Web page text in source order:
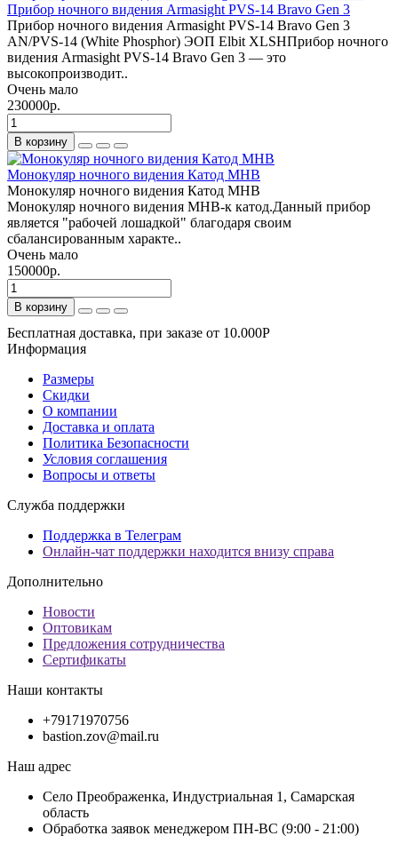
Прибор ночного видения Armasight PVS-14 Bravo Gen 3
Прибор ночного видения Armasight PVS-14 Bravo Gen 3
AN/PVS-14 (White Phosphor) ЭОП Elbit XLSHПрибор ночного
видения Armasight PVS-14 Bravo Gen 3 — это
высокопроизводит..
Очень мало
230000р.
В корзину
Монокуляр ночного видения Катод МНВ
Монокуляр ночного видения Катод МНВ
Монокуляр ночного видения МНВ-к катод.Данный прибор
является "рабочей лошадкой" благодаря своим
сбалансированным характе..
Очень мало
150000р.
В корзину
Бесплатная доставка, при заказе от 10.000Р
Информация
Размеры
Скидки
О компании
Доставка и оплата
Политика Безопасности
Условия соглашения
Вопросы и ответы
Служба поддержки
Поддержка в Телеграм
Онлайн-чат поддержки находится внизу справа
Дополнительно
Новости
Оптовикам
Предложения сотрудничества
Сертификаты
Наши контакты
+79171970756
bastion.zov@mail.ru
Наш адрес
Село Преображенка, Индустриальная 1, Самарская
область
Обработка заявок менеджером ПН-ВС (9:00 - 21:00)